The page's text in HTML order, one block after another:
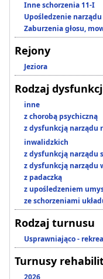
Inne schorzenia 11-I
Upośledzenie
Zaburzenia głosu,
Rejony
Jeziora
Rodzaj
inne
z chorobą psychiczną
z dysfunkcją narządu
inwalidzkich
z dysfunkcją narządu
z dysfunkcją narządu
z padaczką
z upośledzeniem
ze schorzeniami
Rodzaj turnusu
Usprawniająco -
Turnusy